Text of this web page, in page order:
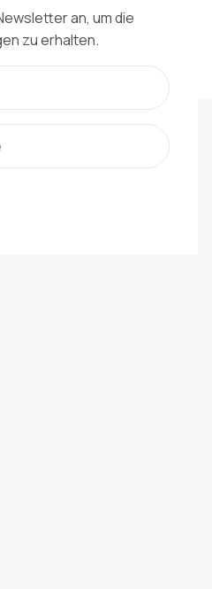
an, um die
zu erhalten.